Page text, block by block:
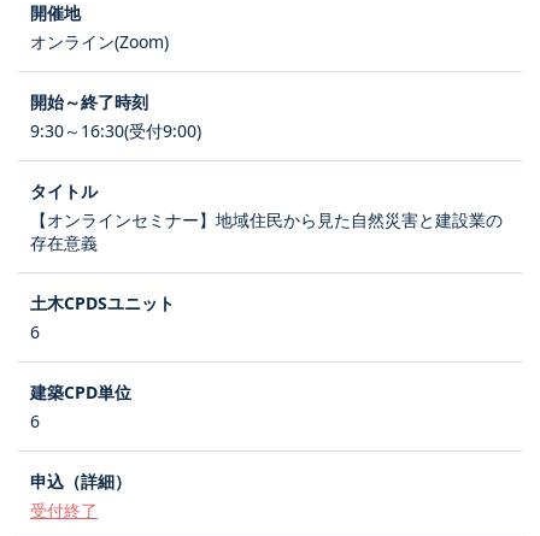
オンライン(Zoom)
9:30～16:30(受付9:00)
【オンラインセミナー】地域住民から見た自然災害と建設業の
存在意義
6
6
受付終了